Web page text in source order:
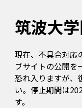
筑波大
現在、不具合対応
ブサイトの公開を
恐れ入りますが、
い。停止期間は
す。